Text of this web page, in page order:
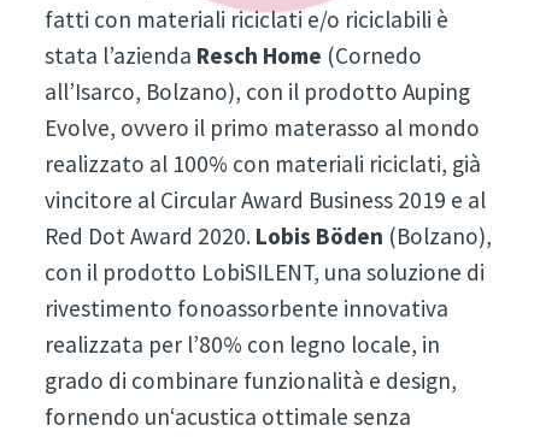
fatti con materiali riciclati e/o riciclabili è
stata l’azienda Resch Home (Cornedo
all’Isarco, Bolzano), con il prodotto Auping
Evolve, ovvero il primo materasso al mondo
realizzato al 100% con materiali riciclati, già
vincitore al Circular Award Business 2019 e al
Red Dot Award 2020. Lobis Böden (Bolzano),
con il prodotto LobiSILENT, una soluzione di
rivestimento fonoassorbente innovativa
realizzata per l’80% con legno locale, in
grado di combinare funzionalità e design,
fornendo un‘acustica ottimale senza